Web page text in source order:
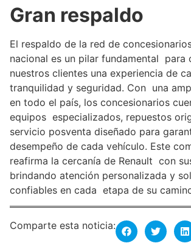
Gran respaldo
El respaldo de la red de
nacional es un pilar fundamental para
nuestros clientes una experiencia de
tranquilidad y seguridad. Con una
en todo el país, los concesionarios
equipos especializados, repuestos
servicio posventa diseñado para
desempeño de cada vehículo. Este
reafirma la cercanía de Renault con
brindando atención personalizada y
confiables en cada etapa de su
Comparte esta noticia: